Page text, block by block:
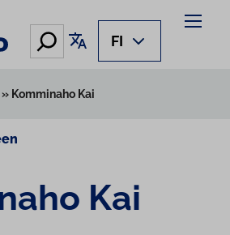
Hae Käännä sivu
FI
» Komminaho Kai
Kai